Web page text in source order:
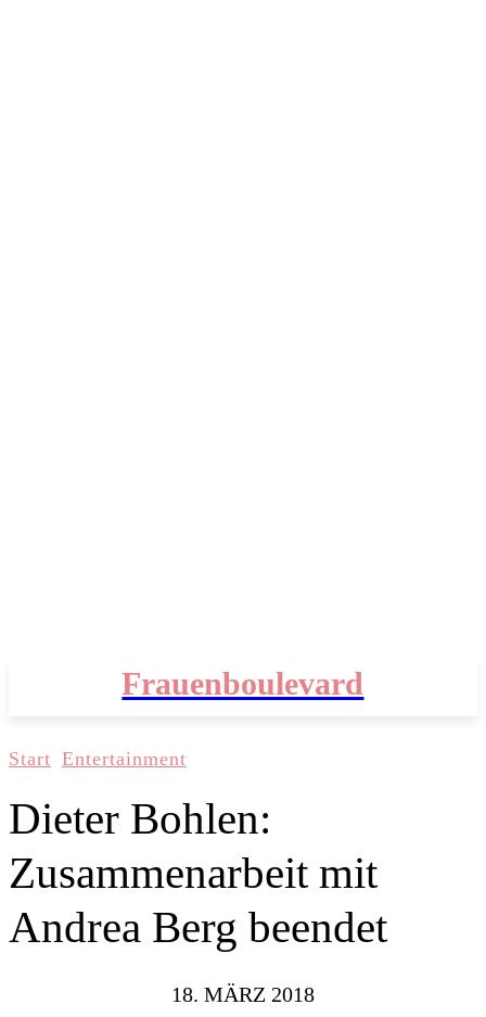
Frauenboulevard
Start Entertainment
Dieter Bohlen:
Zusammenarbeit mit
Andrea Berg beendet
18. MÄRZ 2018